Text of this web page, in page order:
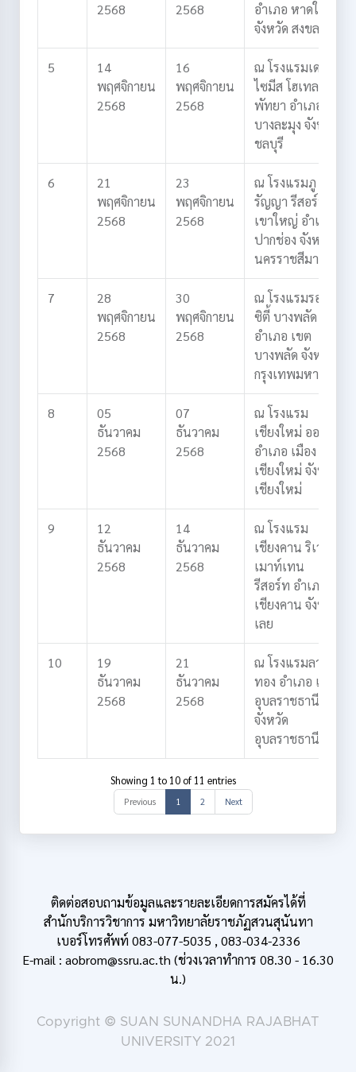
2568
2568
อำเภอ หาดใหญ่
จังหวัด สงขลา
5
14
พฤศจิกายน
2568
16
พฤศจิกายน
2568
ณ โรงแรมเดอะ
ไซมีส โฮเทล
พัทยา อำเภอ
บางละมุง จังหวัด
ชลบุรี
6
21
พฤศจิกายน
2568
23
พฤศจิกายน
2568
ณ โรงแรมภู
รัญญา รีสอร์ท
เขาใหญ่ อำเภอ
ปากช่อง จังหวัด
นครราชสีมา
7
28
พฤศจิกายน
2568
30
พฤศจิกายน
2568
ณ โรงแรมรอยัล
ซิตี้ บางพลัด
อำเภอ เขต
บางพลัด จังหวัด
กรุงเทพมหานคร
8
05
ธันวาคม
2568
07
ธันวาคม
2568
ณ โรงแรม
เชียงใหม่ ออคิด
อำเภอ เมือง
เชียงใหม่ จังหวัด
เชียงใหม่
9
12
ธันวาคม
2568
14
ธันวาคม
2568
ณ โรงแรม
เชียงคาน ริเวอร์
เมาท์เทน
รีสอร์ท อำเภอ
เชียงคาน จังหวัด
เลย
10
19
ธันวาคม
2568
21
ธันวาคม
2568
ณ โรงแรมลาย
ทอง อำเภอ เมือง
อุบลราชธานี
จังหวัด
อุบลราชธานี
Showing 1 to 10 of 11 entries
Previous 1 2 Next
ติดต่อสอบถามข้อมูลและรายละเอียดการสมัครได้ที่
สำนักบริการวิชาการ มหาวิทยาลัยราชภัฏสวนสุนันทา
เบอร์โทรศัพท์ 083-077-5035 , 083-034-2336
E-mail : aobrom@ssru.ac.th (ช่วงเวลาทำการ 08.30 - 16.30
น.)
Copyright © SUAN SUNANDHA RAJABHAT
UNIVERSITY 2021